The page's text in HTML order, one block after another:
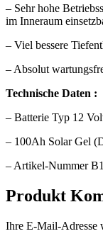
– Sehr hohe
im Inneraum
– Viel bessere
– Absolut
Technische Daten :
– Batterie Typ 12
– 100Ah Solar Gel
– Artikel-Nummer
Produkt
Ihre E-Mail-Adresse